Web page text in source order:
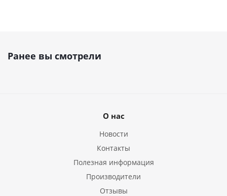
Ранее вы смотрели
О нас
Новости
Контакты
Полезная информация
Производители
Отзывы